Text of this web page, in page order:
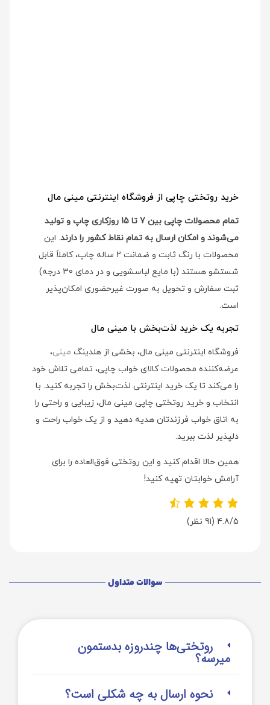
خرید روتختی چاپی از فروشگاه اینترنتی مینی مال
تمام محصولات چاپی بین 7 تا 15 روزکاری چاپ و تولید
می‌شوند و امکان ارسال به تمام نقاط کشور را دارند. این
محصولات با رنگ ثابت و ضمانت 2 ساله چاپ، کاملاً قابل
شستشو هستند (با مایع لباسشویی و در دمای 30 درجه)
ثبت سفارش و تحویل به صورت غیرحضوری امکان‌پذیر
است.
تجربه یک خرید لذت‌بخش با مینی مال
فروشگاه اینترنتی مینی مال، بخشی از هلدینگ مینی،
عرضه‌کننده محصولات کالای خواب چاپی، تمامی تلاش خود
را می‌کند تا یک خرید اینترنتی لذت‌بخش را تجربه کنید. با
انتخاب و خرید روتختی چاپی مینی مال، زیبایی و راحتی را
به اتاق خواب فرزندتان هدیه دهید و از یک خواب راحت و
دلپذیر لذت ببرید.
همین حالا اقدام کنید و این روتختی فوق‌العاده را برای
آرامش خوابتان تهیه کنید!
4.8/5 (91 نظر)
سوالات متداول
روتختی‌‌ها چندروزه بدستمون
میرسه؟
نحوه ارسال به چه شکلی است؟